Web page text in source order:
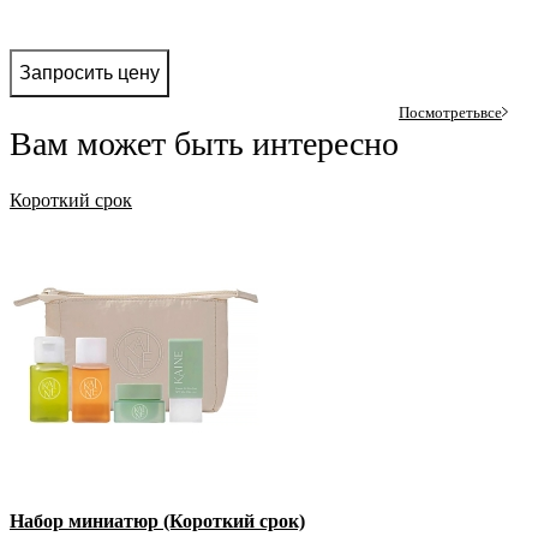
Запросить цену
Вам может быть интересно
Посмотретьвсе
Короткий срок
Набор миниатюр (Короткий срок)